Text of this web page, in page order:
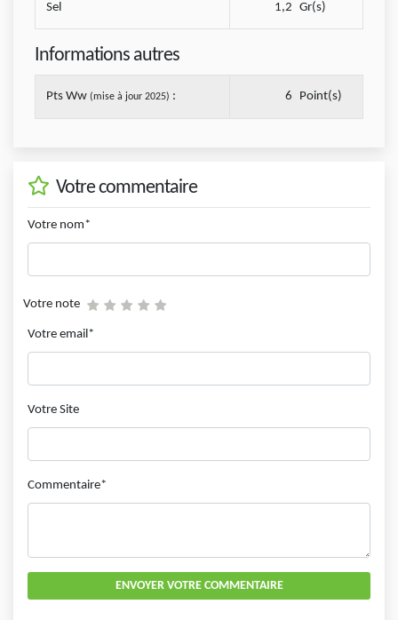
Sel 1,2 Gr(s)
Informations autres
Pts Ww (mise à jour 2025) : 6 Point(s)
Votre commentaire
Votre nom*
Votre note
Votre email*
Votre Site
Commentaire*
ENVOYER VOTRE COMMENTAIRE